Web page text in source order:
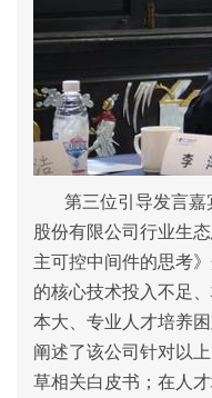
第三位引导发言
股份有限公司行业生
主可控中间件的思考
的核心技术投入不足
本大、专业人才培养
阐述了该公司针对以
草相关白皮书；在人